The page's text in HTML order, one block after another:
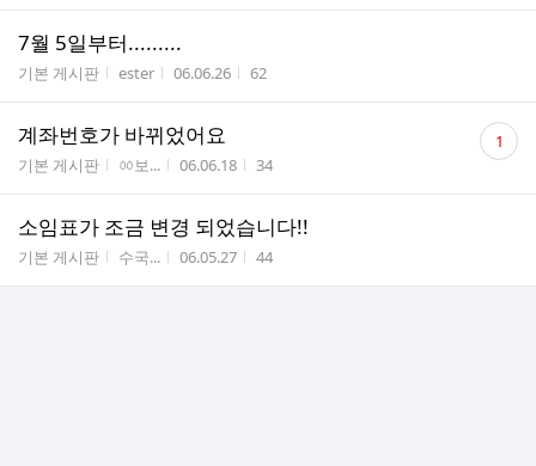
7월 5일부터.........
게시판명
기본 게시판 작성자
ester 작성시간
06.06.26 조회수
62
계좌번호가 바뀌었어요
게시판명
기본 게시판 작성자
ㆀ보... 작성시간
06.06.18 조회수
34
댓
글 1
소임표가 조금 변경 되었습니다!!
게시판명
기본 게시판 작성자
수국... 작성시간
06.05.27 조회수
44